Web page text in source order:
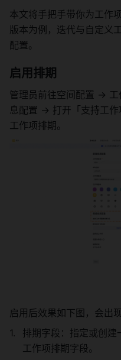
本文将手把手带你为工作
版本为例，迭代与自定义
配置。
启用排期
管理员前往空间配置 →
息配置 → 打开「支持工作
工作项排期。
启用后效果如下图，会出
排期字段：指定或创
工作项排期字段。